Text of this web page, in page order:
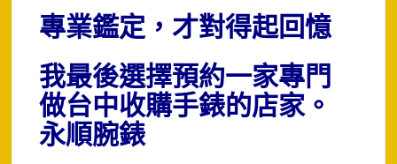
專業鑑定，才對得起回憶
我最後選擇預約一家專門
做台中收購手錶的店家。
永順腕錶